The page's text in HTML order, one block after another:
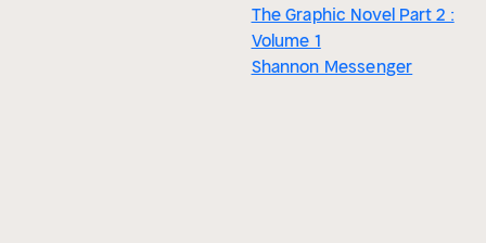
The Graphic Novel Part 2 :
Volume 1
Shannon Messenger